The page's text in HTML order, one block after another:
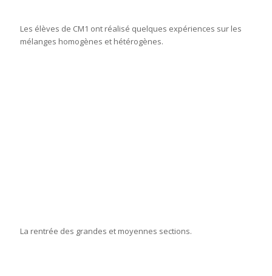
Les élèves de CM1 ont réalisé quelques expériences sur les
mélanges homogènes et hétérogènes.
La rentrée des grandes et moyennes sections.